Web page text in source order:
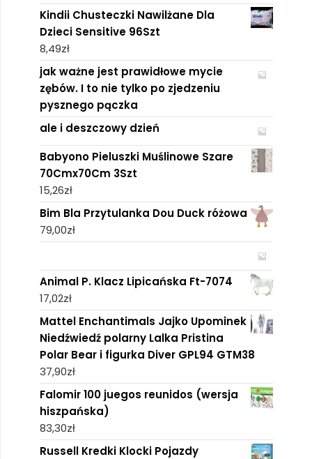
Kindii Chusteczki Nawilżane Dla
Dzieci Sensitive 96Szt
8,49zł
jak ważne jest prawidłowe mycie
zębów. I to nie tylko po zjedzeniu
pysznego pączka
ale i deszczowy dzień
Babyono Pieluszki Muślinowe Szare
70Cmx70Cm 3Szt
15,26zł
Bim Bla Przytulanka Dou Duck różowa
79,00zł
Animal P. Klacz Lipicańska Ft-7074
17,02zł
Mattel Enchantimals Jajko Upominek
Niedźwiedź polarny Lalka Pristina
Polar Bear i figurka Diver GPL94 GTM38
37,90zł
Falomir 100 juegos reunidos (wersja
hiszpańska)
83,30zł
Russell Kredki Klocki Pojazdy